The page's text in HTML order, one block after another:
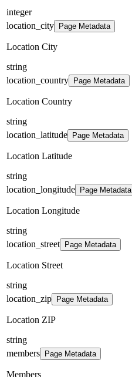
integer
location_city
Page Metadata
Location City
string
location_country
Page Metadata
Location Country
string
location_latitude
Page Metadata
Location Latitude
string
location_longitude
Page Metadata
Location Longitude
string
location_street
Page Metadata
Location Street
string
location_zip
Page Metadata
Location ZIP
string
members
Page Metadata
Members